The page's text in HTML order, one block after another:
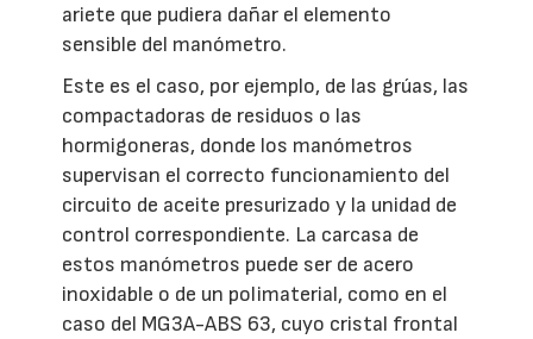
ariete que pudiera dañar el elemento
sensible del manómetro.
Este es el caso, por ejemplo, de las grúas, las
compactadoras de residuos o las
hormigoneras, donde los manómetros
supervisan el correcto funcionamiento del
circuito de aceite presurizado y la unidad de
control correspondiente. La carcasa de
estos manómetros puede ser de acero
inoxidable o de un polimaterial, como en el
caso del MG3A-ABS 63, cuyo cristal frontal